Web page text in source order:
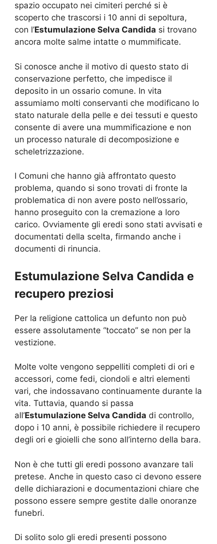
spazio occupato nei cimiteri perché si è
scoperto che trascorsi i 10 anni di sepoltura,
con l’Estumulazione Selva Candida si trovano
ancora molte salme intatte o mummificate.
Si conosce anche il motivo di questo stato di
conservazione perfetto, che impedisce il
deposito in un ossario comune. In vita
assumiamo molti conservanti che modificano lo
stato naturale della pelle e dei tessuti e questo
consente di avere una mummificazione e non
un processo naturale di decomposizione e
scheletrizzazione.
I Comuni che hanno già affrontato questo
problema, quando si sono trovati di fronte la
problematica di non avere posto nell’ossario,
hanno proseguito con la cremazione a loro
carico. Ovviamente gli eredi sono stati avvisati e
documentati della scelta, firmando anche i
documenti di rinuncia.
Estumulazione Selva Candida e
recupero preziosi
Per la religione cattolica un defunto non può
essere assolutamente “toccato” se non per la
vestizione.
Molte volte vengono seppelliti completi di ori e
accessori, come fedi, ciondoli e altri elementi
vari, che indossavano continuamente durante la
vita. Tuttavia, quando si passa
all’Estumulazione Selva Candida di controllo,
dopo i 10 anni, è possibile richiedere il recupero
degli ori e gioielli che sono all’interno della bara.
Non è che tutti gli eredi possono avanzare tali
pretese. Anche in questo caso ci devono essere
delle dichiarazioni e documentazioni chiare che
possono essere sempre gestite dalle onoranze
funebri.
Di solito solo gli eredi presenti possono